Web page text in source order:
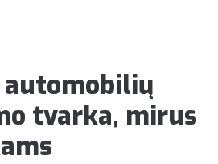
automobilių
tvarka, mirus